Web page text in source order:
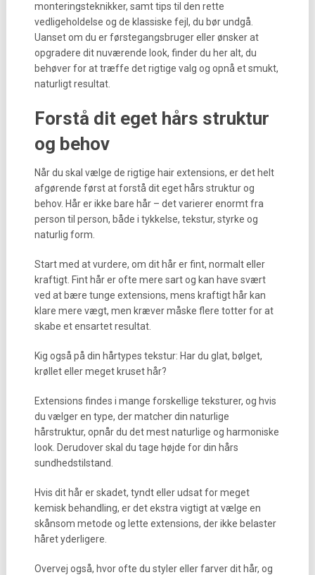
monteringsteknikker, samt tips til den rette
vedligeholdelse og de klassiske fejl, du bør undgå.
Uanset om du er førstegangsbruger eller ønsker at
opgradere dit nuværende look, finder du her alt, du
behøver for at træffe det rigtige valg og opnå et smukt,
naturligt resultat.
Forstå dit eget hårs struktur
og behov
Når du skal vælge de rigtige hair extensions, er det helt
afgørende først at forstå dit eget hårs struktur og
behov. Hår er ikke bare hår – det varierer enormt fra
person til person, både i tykkelse, tekstur, styrke og
naturlig form.
Start med at vurdere, om dit hår er fint, normalt eller
kraftigt. Fint hår er ofte mere sart og kan have svært
ved at bære tunge extensions, mens kraftigt hår kan
klare mere vægt, men kræver måske flere totter for at
skabe et ensartet resultat.
Kig også på din hårtypes tekstur: Har du glat, bølget,
krøllet eller meget kruset hår?
Extensions findes i mange forskellige teksturer, og hvis
du vælger en type, der matcher din naturlige
hårstruktur, opnår du det mest naturlige og harmoniske
look. Derudover skal du tage højde for din hårs
sundhedstilstand.
Hvis dit hår er skadet, tyndt eller udsat for meget
kemisk behandling, er det ekstra vigtigt at vælge en
skånsom metode og lette extensions, der ikke belaster
håret yderligere.
Overvej også, hvor ofte du styler eller farver dit hår, og